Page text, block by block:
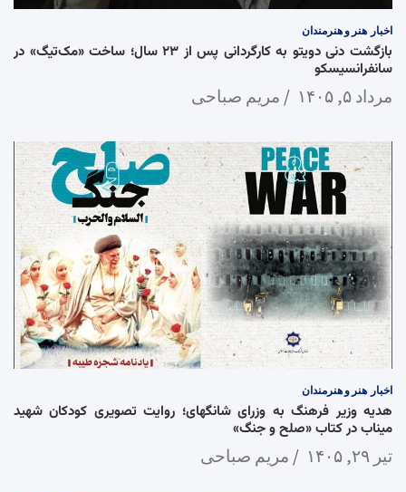
اخبار هنر و هنرمندان
بازگشت دنی دویتو به کارگردانی پس از ۲۳ سال؛ ساخت «مک‌تیگ» در
سانفرانسیسکو
مرداد ۵, ۱۴۰۵ مریم صباحی
اخبار هنر و هنرمندان
هدیه وزیر فرهنگ به وزرای شانگهای؛ روایت تصویری کودکان شهید
میناب در کتاب «صلح و جنگ»
تیر ۲۹, ۱۴۰۵ مریم صباحی